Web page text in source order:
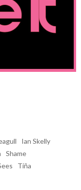
Ian Skelly
Shame
Tiña